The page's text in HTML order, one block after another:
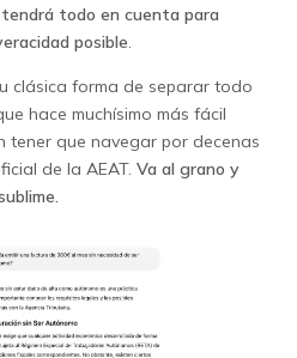
todo en cuenta para
posible.
clásica forma de separar todo
hace muchísimo más fácil
tener que navegar por decenas
de la AEAT. Va al grano y